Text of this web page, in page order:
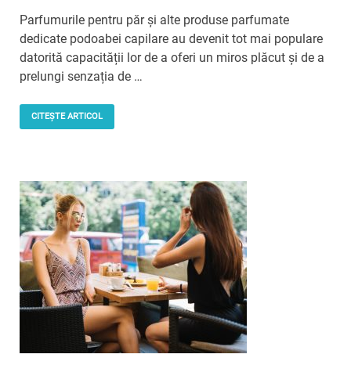
Parfumurile pentru păr și alte produse parfumate
dedicate podoabei capilare au devenit tot mai populare
datorită capacității lor de a oferi un miros plăcut și de a
prelungi senzația de …
CITEȘTE ARTICOL